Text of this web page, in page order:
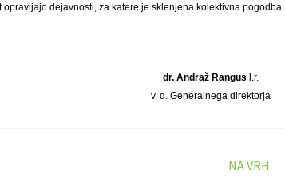
dejavnosti, za katere je sklenjena kolektivna pogodba.
dr. Andraž Rangus l.r.
v. d. Generalnega direktorja
NA VRH